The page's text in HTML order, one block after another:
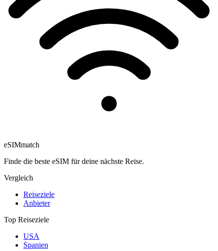
eSIMmatch
Finde die beste eSIM für deine nächste Reise.
Vergleich
Reiseziele
Anbieter
Top Reiseziele
USA
Spanien